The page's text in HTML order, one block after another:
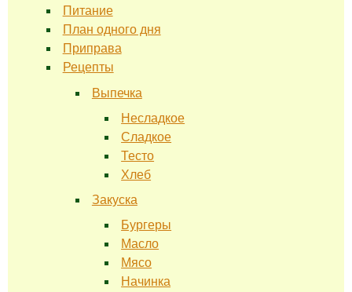
Питание
План одного дня
Приправа
Рецепты
Выпечка
Несладкое
Сладкое
Тесто
Хлеб
Закуска
Бургеры
Масло
Мясо
Начинка